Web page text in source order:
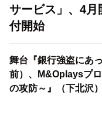
サービス」、4月
付開始
舞台『銀行強盗にあ
前）、M&Oplaysプ
の攻防～』（下北沢